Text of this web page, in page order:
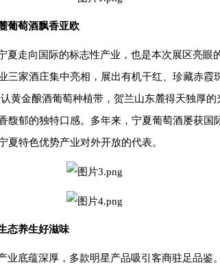
葡萄酒飘香亚欧
夏走向国际的标志性产业，也是本次展区亮眼
三家酒庄集中亮相，展出有机干红、珍藏赤霞
黄金酿酒葡萄种植带，贺兰山东麓得天独厚
馥郁的独特口感。多年来，宁夏葡萄酒屡获国
夏特色优势产业对外开放的代表。
态养生好滋味
业底蕴深厚，多款明星产品吸引客商驻足品鉴